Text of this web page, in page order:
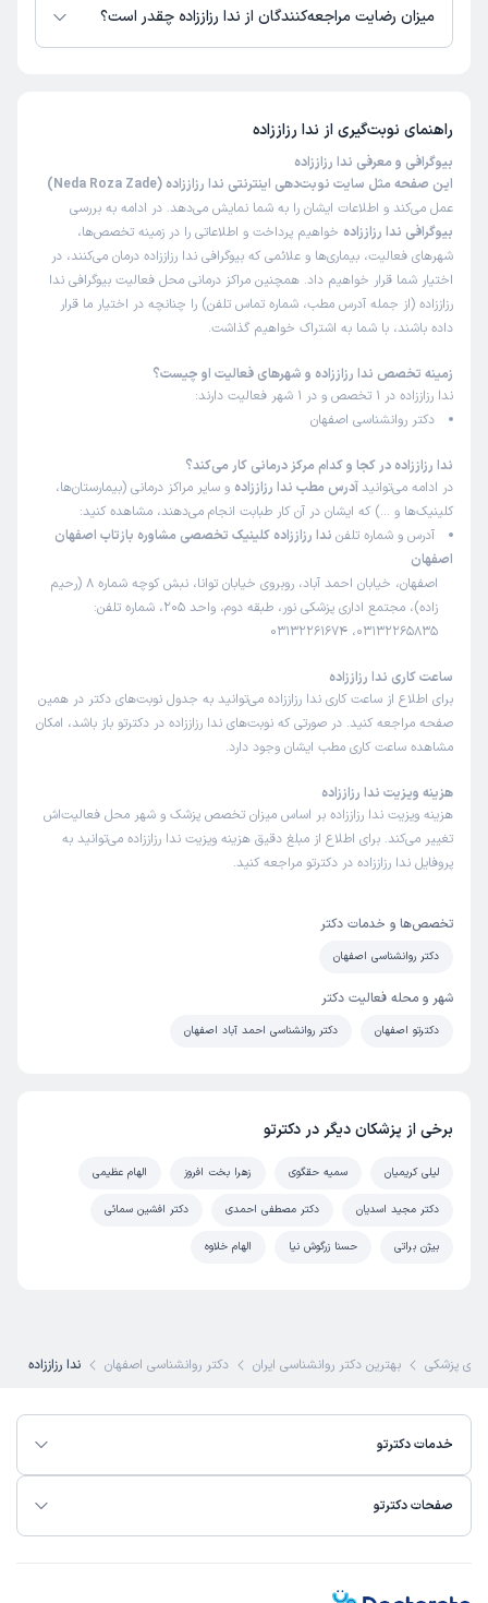
میزان رضایت مراجعه‌کنندگان از ندا رزاززاده چقدر است؟
راهنمای نوبت‌گیری از ندا رزاززاده
بیوگرافی و معرفی ندا رزاززاده
این صفحه مثل سایت نوبت‌دهی اینترنتی ندا رزاززاده (Neda Roza Zade)
عمل می‌کند و اطلاعات ایشان را به شما نمایش می‌دهد. در ادامه به بررسی
بیوگرافی ندا رزاززاده خواهیم پرداخت و اطلاعاتی را در زمینه تخصص‌ها،
شهرهای فعالیت، بیماری‌ها و علائمی که بیوگرافی ندا رزاززاده درمان می‌کنند، در
اختیار شما قرار خواهیم داد. همچنین مراکز درمانی محل فعالیت بیوگرافی ندا
رزاززاده (از جمله آدرس مطب، شماره تماس تلفن) را چنانچه در اختیار ما قرار
داده باشند، با شما به اشتراک خواهیم گذاشت.
زمینه تخصص ندا رزاززاده و شهرهای فعالیت او چیست؟
ندا رزاززاده در 1 تخصص و در 1 شهر فعالیت دارند:
دکتر روانشناسی اصفهان
ندا رزاززاده در کجا و کدام مرکز درمانی کار می‌کند؟
در ادامه می‌توانید آدرس مطب ندا رزاززاده و سایر مراکز درمانی (بیمارستان‌ها،
کلینیک‌ها و …) که ایشان در آن کار طبابت انجام می‌دهند، مشاهده کنید:
آدرس و شماره تلفن ندا رزاززاده کلینیک تخصصی مشاوره بازتاب اصفهان
اصفهان
اصفهان، خیابان احمد آباد، روبروی خیابان توانا، نبش کوچه شماره 8 (رحیم
زاده)، مجتمع اداری پزشکی نور، طبقه دوم، واحد 205، شماره تلفن:
03132265835، 03132261674
ساعت کاری ندا رزاززاده
برای اطلاع از ساعت کاری ندا رزاززاده می‌توانید به جدول نوبت‌های دکتر در همین
صفحه مراجعه کنید. در صورتی که نوبت‌های ندا رزاززاده در دکترتو باز باشد، امکان
مشاهده ساعت کاری مطب ایشان وجود دارد.
هزینه ویزیت ندا رزاززاده
هزینه ویزیت ندا رزاززاده بر اساس میزان تخصص پزشک و شهر محل فعالیت‌اش
تغییر می‌کند. برای اطلاع از مبلغ دقیق هزینه ویزیت ندا رزاززاده می‌توانید به
پروفایل ندا رزاززاده در دکترتو مراجعه کنید.
تخصص‌ها و خدمات دکتر
دکتر روانشناسی اصفهان
شهر و محله فعالیت دکتر
دکترتو اصفهان دکتر روانشناسی احمد آباد اصفهان
برخی از پزشکان دیگر در دکترتو
لیلی کریمیان سمیه حقگوی زهرا بخت افروز الهام عظیمی
دکتر مجید اسدیان دکتر مصطفی احمدی دکتر افشین سمائی
بیژن براتی حسنا زرگوش نیا الهام خلاوه
پزشکی بهترین دکتر روانشناسی ایران دکتر روانشناسی اصفهان ندا رزاززاده
خدمات دکترتو
صفحات دکترتو